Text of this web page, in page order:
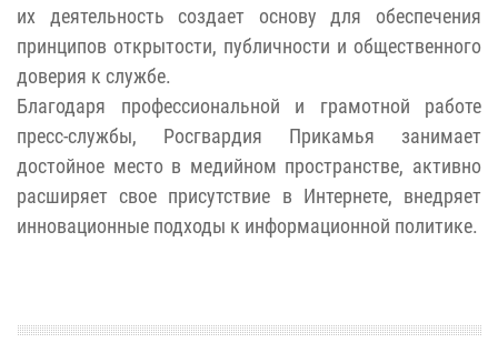
их деятельность создает основу для обеспечения
принципов открытости, публичности и общественного
доверия к службе.
Благодаря профессиональной и грамотной работе
пресс-службы, Росгвардия Прикамья занимает
достойное место в медийном пространстве, активно
расширяет свое присутствие в Интернете, внедряет
инновационные подходы к информационной политике.